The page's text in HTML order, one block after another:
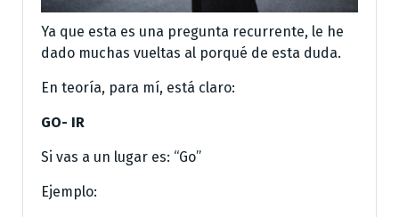
Ya que esta es una pregunta recurrente, le he
dado muchas vueltas al porqué de esta duda.
En teoría, para mí, está claro:
GO- IR
Si vas a un lugar es: “Go”
Ejemplo: